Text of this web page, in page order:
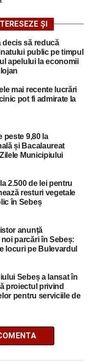
ȘI
decis să reducă
public pe timpul
apelului la economii
mai recente lucrări
pot fi admirate la
peste 9,80 la
și Bacalaureat
Municipiului
2.500 de lei pentru
resturi vegetale
în Sebeș
anunță
parcări în Sebeș:
locuri pe Bulevardul
Sebeș a lansat în
proiectul privind
pentru serviciile de